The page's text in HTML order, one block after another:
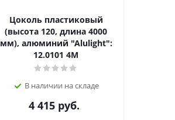
Цоколь пластиковый
(высота 120, длина 4000
мм), алюминий "Alulight":
12.0101 4M
В наличии на складе
4 415руб.